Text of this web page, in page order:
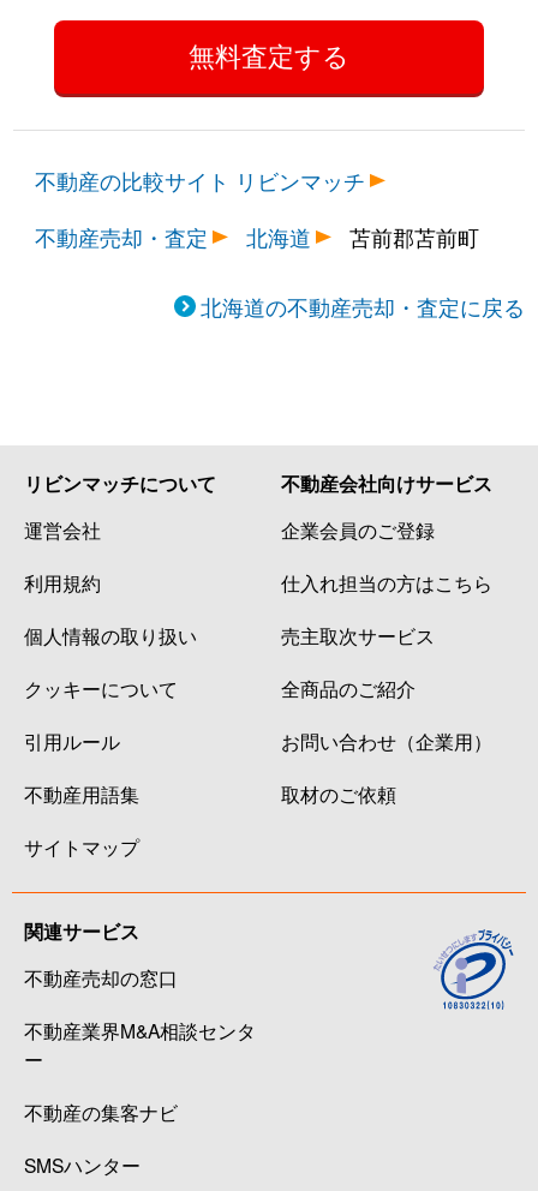
不動産の比較サイト リビンマッチ
不動産売却・査定
北海道 苫前郡苫前町
北海道の不動産売却・査定に戻る
リビンマッチについて
運営会社
利用規約
個人情報の取り扱い
クッキーについて
引用ルール
不動産用語集
サイトマップ
不動産会社向けサービス
企業会員のご登録
仕入れ担当の方はこちら
売主取次サービス
全商品のご紹介
お問い合わせ（企業用）
取材のご依頼
関連サービス
不動産売却の窓口
不動産業界M&A相談センタ
ー
不動産の集客ナビ
SMSハンター